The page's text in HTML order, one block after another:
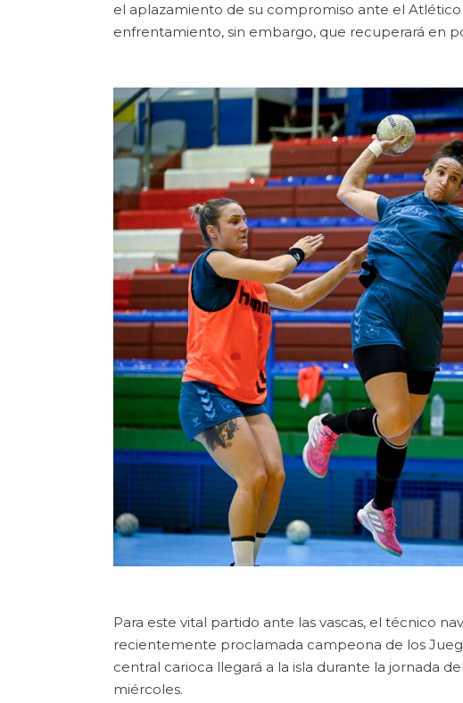
el aplazamiento de su compromiso ante el
enfrentamiento, sin embargo, que recuperará en
Para este vital partido ante las vascas, el técnico
recientemente proclamada campeona de los
central carioca llegará a la isla durante la jornada
miércoles.